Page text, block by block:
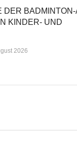
BADMINTON-
UND J
2026